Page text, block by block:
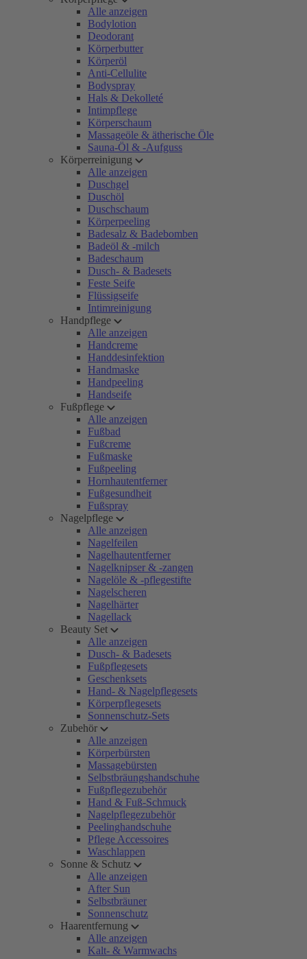
Alle anzeigen
Bodylotion
Deodorant
Körperbutter
Körperöl
Anti-Cellulite
Bodyspray
Hals & Dekolleté
Intimpflege
Körperschaum
Massageöle & ätherische Öle
Sauna-Öl & -Aufguss
Körperreinigung
Alle anzeigen
Duschgel
Duschöl
Duschschaum
Körperpeeling
Badesalz & Badebomben
Badeöl & -milch
Badeschaum
Dusch- & Badesets
Feste Seife
Flüssigseife
Intimreinigung
Handpflege
Alle anzeigen
Handcreme
Handdesinfektion
Handmaske
Handpeeling
Handseife
Fußpflege
Alle anzeigen
Fußbad
Fußcreme
Fußmaske
Fußpeeling
Hornhautentferner
Fußgesundheit
Fußspray
Nagelpflege
Alle anzeigen
Nagelfeilen
Nagelhautentferner
Nagelknipser & -zangen
Nagelöle & -pflegestifte
Nagelscheren
Nagelhärter
Nagellack
Beauty Set
Alle anzeigen
Dusch- & Badesets
Fußpflegesets
Geschenksets
Hand- & Nagelpflegesets
Körperpflegesets
Sonnenschutz-Sets
Zubehör
Alle anzeigen
Körperbürsten
Massagebürsten
Selbstbräungshandschuhe
Fußpflegezubehör
Hand & Fuß-Schmuck
Nagelpflegezubehör
Peelinghandschuhe
Pflege Accessoires
Waschlappen
Sonne & Schutz
Alle anzeigen
After Sun
Selbstbräuner
Sonnenschutz
Haarentfernung
Alle anzeigen
Kalt- & Warmwachs